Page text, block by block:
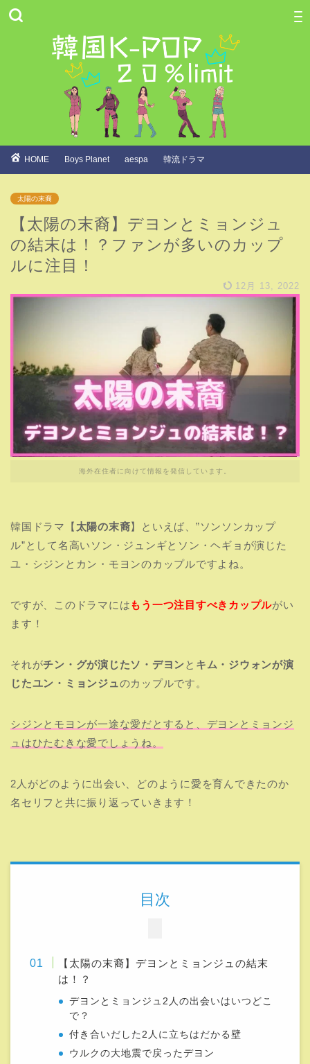
HOME Boys Planet aespa 韓流ドラマ
太陽の末裔
【太陽の末裔】デヨンとミョンジュ
の結末は！？ファンが多いのカップ
ルに注目！
12月 13, 2022
海外在住者に向けて情報を発信しています。
韓国ドラマ【 太陽の末裔】といえば、”ソンソンカップ
ル”として名高いソン・ジュンギとソン・ヘギョが演じた
ユ・シジンとカン・モヨンのカップルですよね。
ですが、このドラマにはもう一つ注目すべきカップルがい
ます！
それがチン・グが演じたソ・デヨンと キム・ジウォンが演
じたユン・ミョンジュのカップルです。
シジンとモヨンが一途な愛だとすると、デヨンとミョンジ
ュはひたむきな愛でしょうね。
2人がどのように出会い、どのように愛を育んできたのか
名セリフと共に振り返っていきます！
目次
【太陽の末裔】デヨンとミョンジュの結末
は！？
デヨンとミョンジュ2人の出会いはいつどこ
で？
付き合いだした2人に立ちはだかる壁
ウルクの大地震で戻ったデヨン